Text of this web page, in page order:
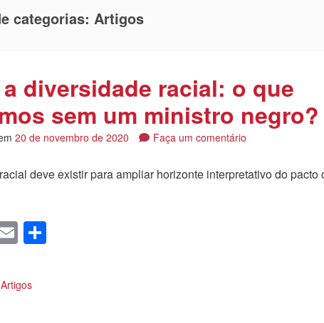
categorias: Artigos
a diversidade racial: o que
sem um ministro negro?
20 de novembro de 2020 Faça um comentário
deve existir para ampliar horizonte interpretativo do pacto
Email
Artigos